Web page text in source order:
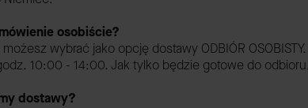
osobiście?
możesz wybrać jako opcję dostawy ODBIÓR
10:00 - 14:00. Jak tylko będzie gotowe do
dostawy?